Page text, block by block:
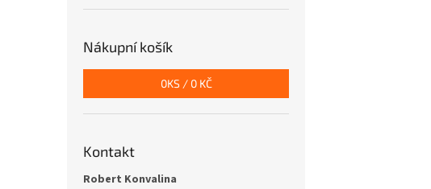
Nákupní košík
0KS / 0 KČ
Kontakt
Robert Konvalina